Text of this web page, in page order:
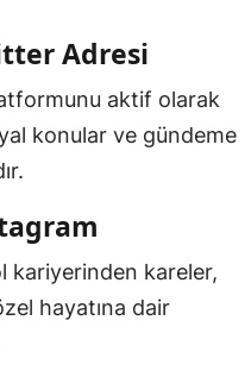
Adresi
aktif olarak
konular ve gündeme
kariyerinden kareler,
hayatına dair